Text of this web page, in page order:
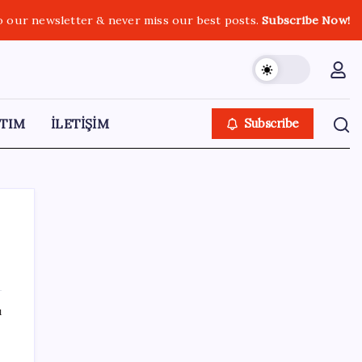
our newsletter & never miss our best posts.Subscribe Now!
İLETİŞİM Subscribe